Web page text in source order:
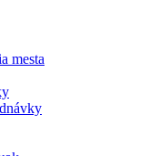
mesta